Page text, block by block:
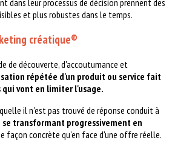
dans leur processus de décision prennent des
et plus robustes dans le temps.
créatique®
de découverte, d'accoutumance et
répétée d'un produit ou service fait
vont en limiter l'usage.
il n'est pas trouvé de réponse conduit à
transformant progressivement en
façon concrète qu'en face d'une offre réelle.